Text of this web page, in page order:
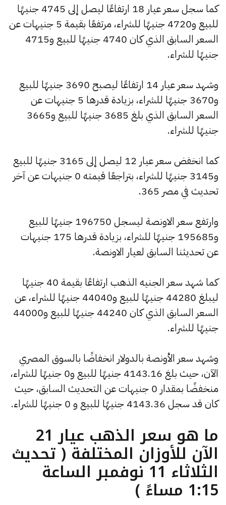
كما سجل سعر عيار 18 ارتفاعًا ليصل إلى 4745 جنيهًا
للبيع و4720 جنيهًا للشراء، مرتفعًا بقيمة 5 جنيهات عن
السعر السابق الذي كان 4740 جنيهًا للبيع و4715
جنيهًا للشراء.
وشهد سعر عيار 14 ارتفاعًا ليصبح 3690 جنيهًا للبيع
و3670 جنيهًا للشراء، بزيادة قدرها 5 جنيهات عن
السعر السابق الذي بلغ 3685 جنيهًا للبيع و3665
جنيهًا للشراء.
كما انخفض سعر عيار 12 ليصل إلى 3165 جنيهًا للبيع
و3145 جنيهًا للشراء، بتراجعًا قيمته 0 جنيهات عن آخر
تحديث في مصر 365.
وارتفع سعر الاونصة ليسجل 196750 جنيهًا للبيع
و195685 جنيهًا للشراء، بزيادة قدرها 175 جنيهات
عن تحديثنا السابق لعيار الاونصة.
كما شهد سعر الجنيه الذهب ارتفاعًا بقيمة 40 جنيهًا
ليبلغ 44280 جنيهًا للبيع و44040 جنيهًا للشراء، عن
السعر السابق الذي كان 44240 جنيهًا للبيع و44000
جنيهًا للشراء.
وشهد سعر الأونصة بالدولار انخفاضًا بالسوق المصري
الآن، حيث بلغ 4143.16 جنيهًا للبيع و0 جنيهًا للشراء،
منخفضًا بمقدار 0 جنيهات عن التحديث السابق، حيث
كان قد سجل 4143.36 جنيهًا للبيع و 0 جنيهًا للشراء.
ما هو سعر الذهب عيار 21
الآن للأوزان المختلفة ( تحديث
الثلاثاء 11 نوفمبر الساعة
1:15 مساءً )